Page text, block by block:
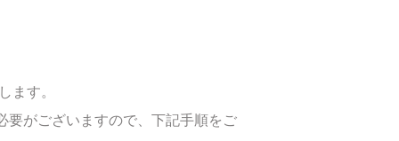
ます。
要がございますので、下記手順をご